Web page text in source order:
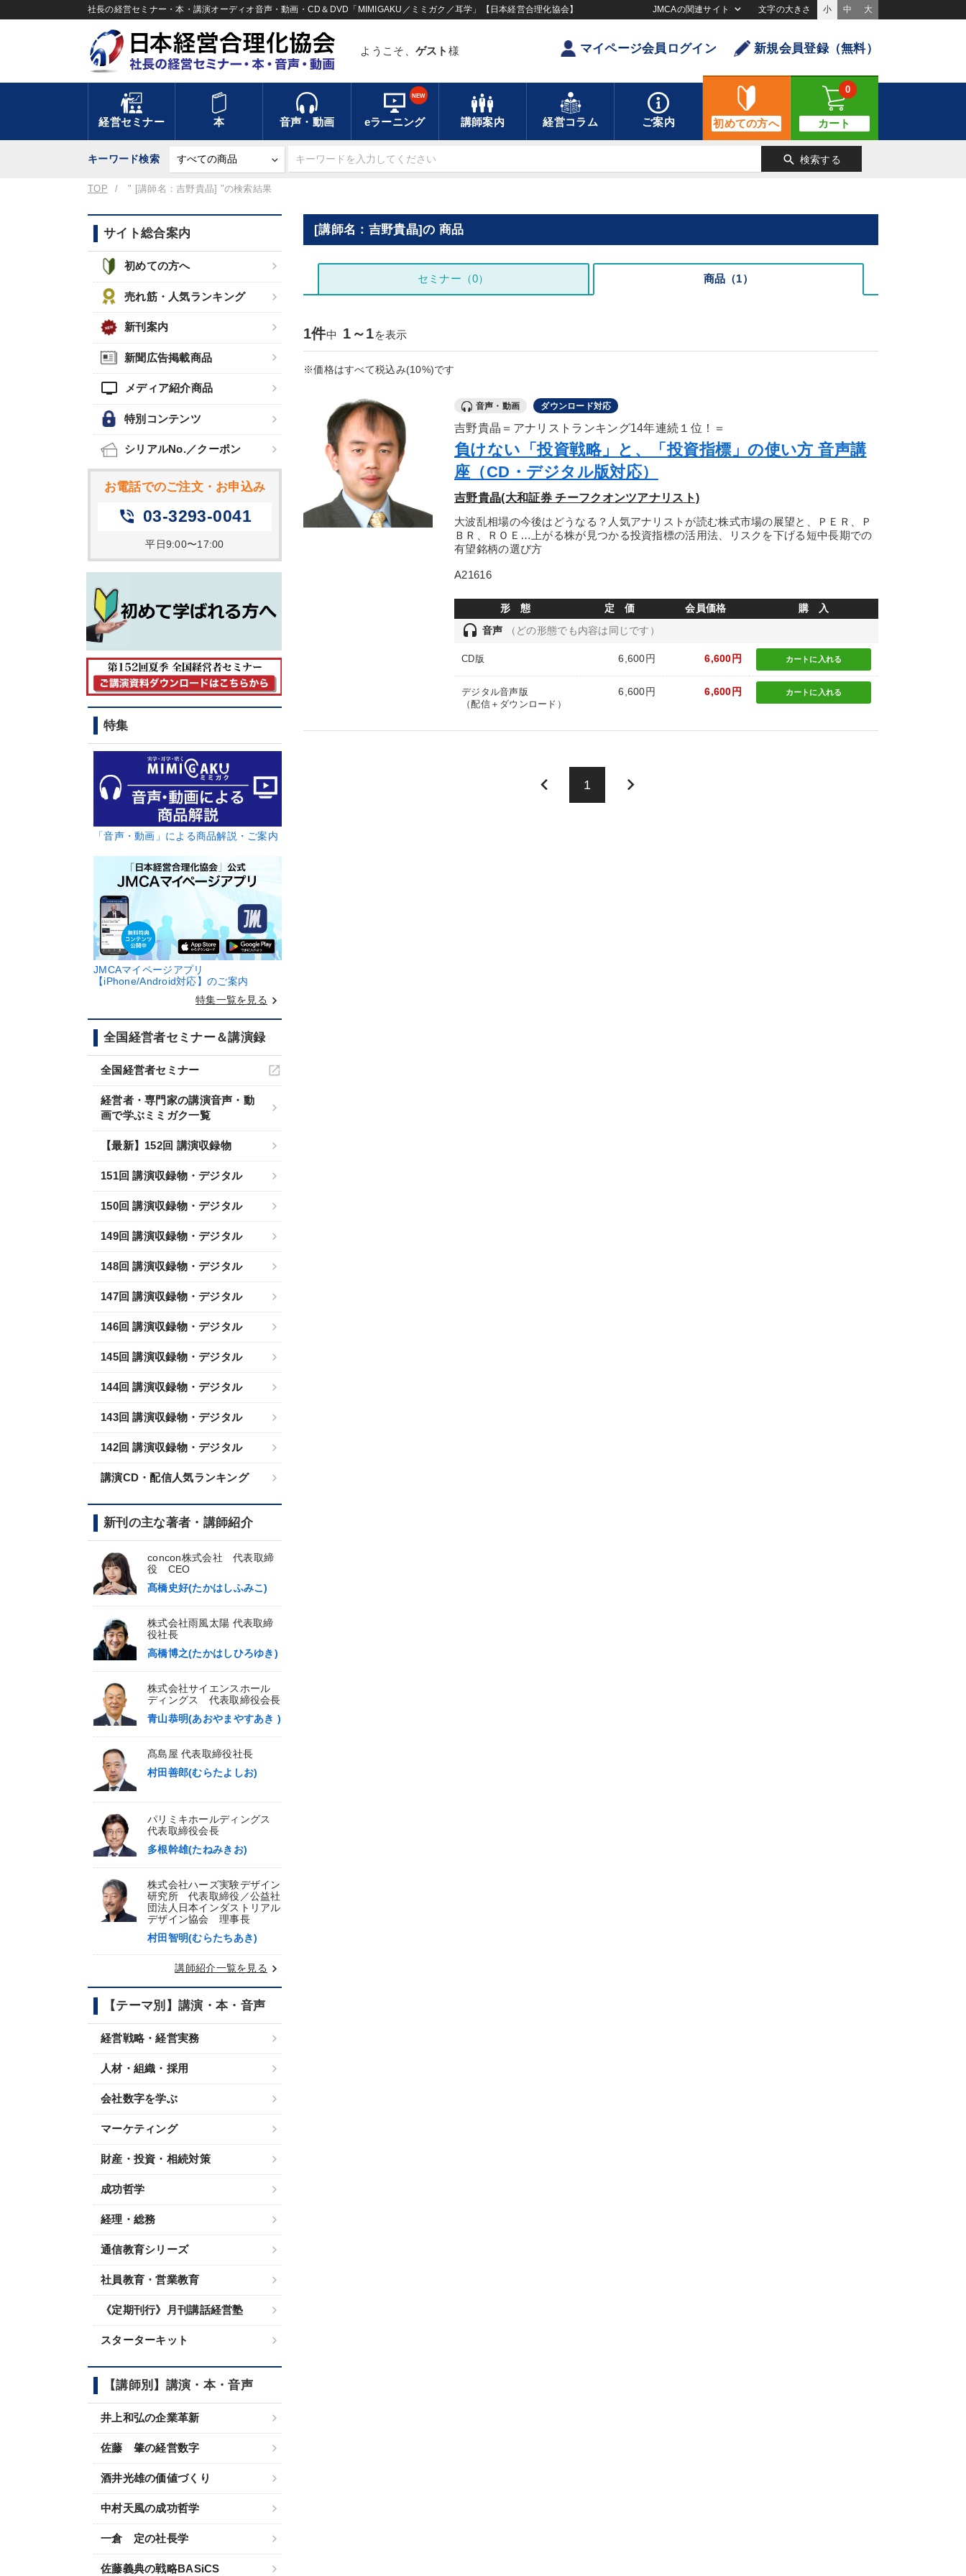
社長の経営セミナー・本・講演オーディオ音声・動画・CD＆DVD「MIMIGAKU／ミミガク／耳学」【日本経営合理化協会】 JMCAの関連サイト 文字の大きさ 小 中 大
ようこそ、 ゲスト 様 マイページ会員ログイン 新規会員登録（無料）
経営セミナー 本 音声・動画 eラーニング
NEW
講師案内 経営コラム ご案内 初めての方へ カート
0
キーワード検索 search 検索する
TOP " [講師名：吉野貴晶] "の検索結果
サイト総合案内
初めての方へ
売れ筋・人気ランキング
新刊案内
新聞広告掲載商品
tv メディア紹介商品
特別コンテンツ
シリアルNo.／クーポン
お電話でのご注文・お申込み
phone_in_talk 03-3293-0041
平日9:00〜17:00
特集
「音声・動画」による商品解説・ご案内
JMCAマイページアプリ
【iPhone/Android対応】のご案内
特集一覧を見る keyboard_arrow_right
全国経営者セミナー＆講演録
全国経営者セミナー
経営者・専門家の講演音声・動
画で学ぶミミガク一覧
【最新】152回 講演収録物
151回 講演収録物・デジタル
150回 講演収録物・デジタル
149回 講演収録物・デジタル
148回 講演収録物・デジタル
147回 講演収録物・デジタル
146回 講演収録物・デジタル
145回 講演収録物・デジタル
144回 講演収録物・デジタル
143回 講演収録物・デジタル
142回 講演収録物・デジタル
講演CD・配信人気ランキング
新刊の主な著者・講師紹介
concon株式会社 代表取締
役 CEO
髙橋史好(たかはしふみこ)
株式会社雨風太陽 代表取締
役社長
高橋博之(たかはしひろゆき)
株式会社サイエンスホール
ディングス 代表取締役会長
青山恭明(あおやまやすあき )
髙島屋 代表取締役社長
村田善郎(むらたよしお)
パリミキホールディングス
代表取締役会長
多根幹雄(たねみきお)
株式会社ハーズ実験デザイン
研究所 代表取締役／公益社
団法人日本インダストリアル
デザイン協会 理事長
村田智明(むらたちあき)
講師紹介一覧を見る keyboard_arrow_right
【テーマ別】講演・本・音声
経営戦略・経営実務
人材・組織・採用
会社数字を学ぶ
マーケティング
財産・投資・相続対策
成功哲学
経理・総務
通信教育シリーズ
社員教育・営業教育
《定期刊行》月刊講話経営塾
スターターキット
【講師別】講演・本・音声
井上和弘の企業革新
佐藤 肇の経営数字
酒井光雄の価値づくり
中村天風の成功哲学
一倉 定の社長学
佐藤義典の戦略BASiCS
[講師名：吉野貴晶]の 商品
セミナー（0） 商品（1）
1件中 1～1を表示
※価格はすべて税込み(10%)です
音声・動画 ダウンロード対応
吉野貴晶＝アナリストランキング14年連続１位！＝
負けない「投資戦略」と、「投資指標」の使い方 音声講
座（CD・デジタル版対応）
吉野貴晶(大和証券 チーフクオンツアナリスト)
大波乱相場の今後はどうなる？人気アナリストが読む株式市場の展望と、ＰＥＲ、Ｐ
ＢＲ、ＲＯＥ…上がる株が見つかる投資指標の活用法、リスクを下げる短中長期での
有望銘柄の選び方
A21616
形 態 定 価 会員価格 購 入
headset 音声 （どの形態でも内容は同じです）
CD版 6,600円 6,600円 カートに 入れる
デジタル音声版
（配信＋ダウンロード）
6,600円 6,600円 カートに 入れる
keyboard_arrow_left 1 keyboard_arrow_right